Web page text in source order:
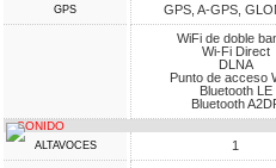
GPS
GPS, A-GPS,
WiFi de doble
Wi-Fi Direct
DLNA
Punto de acceso
Bluetooth LE
Bluetooth
SONIDO
ALTAVOCES 1